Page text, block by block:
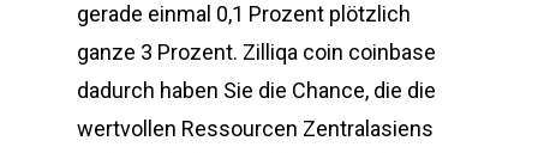
gerade einmal 0,1 Prozent plötzlich
ganze 3 Prozent. Zilliqa coin coinbase
dadurch haben Sie die Chance, die die
wertvollen Ressourcen Zentralasiens